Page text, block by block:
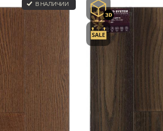
В НАЛИЧИИ